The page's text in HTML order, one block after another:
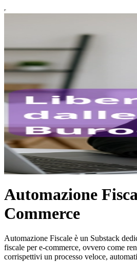
Automazione
Commerce
Automazione Fiscale è un Substack
fiscale per e-commerce, ovvero come
corrispettivi un processo veloce,